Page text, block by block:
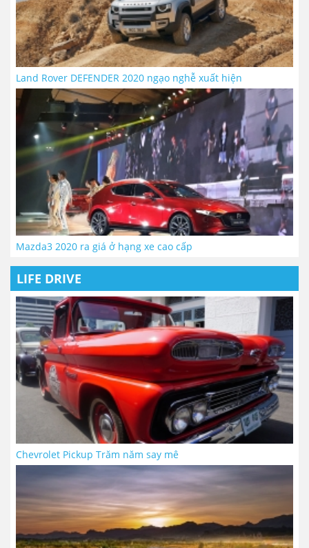
Land Rover DEFENDER 2020 ngạo nghễ xuất hiện
Mazda3 2020 ra giá ở hạng xe cao cấp
LIFE DRIVE
Chevrolet Pickup Trăm năm say mê